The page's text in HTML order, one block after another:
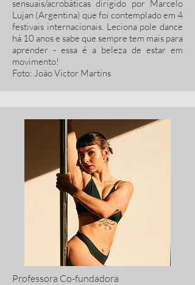
sensuais/acrobáticas dirigido por Marcelo
Lujan (Argentina) que foi contemplado em 4
festivais internacionais. Leciona pole dance
há 10 anos e sabe que sempre tem mais para
aprender - essa é a beleza de estar em
movimento!
Foto: João Victor Martins
Professora Co-fundadora